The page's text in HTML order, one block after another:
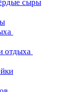
сыры
отдыха